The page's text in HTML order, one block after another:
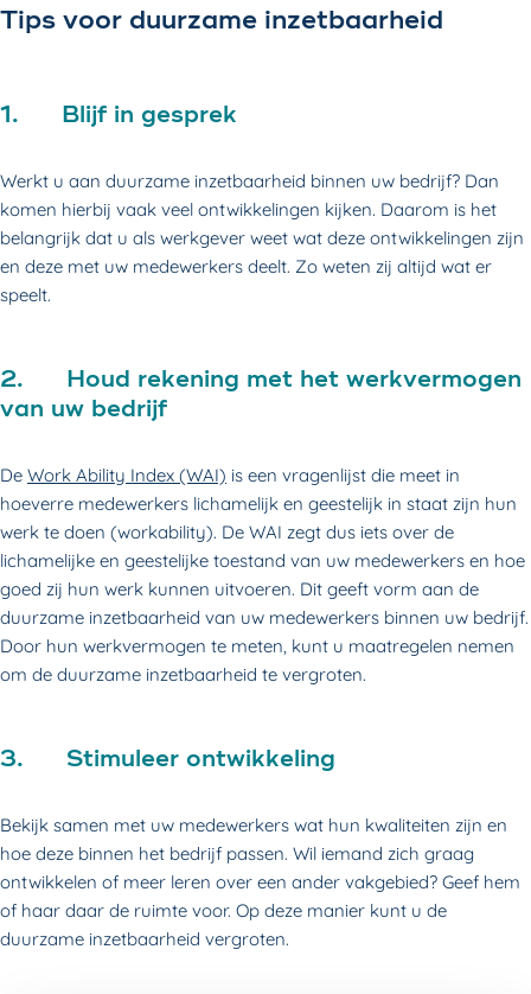
Tips voor duurzame inzetbaarheid
1. Blijf in gesprek
Werkt u aan duurzame inzetbaarheid binnen uw bedrijf? Dan
komen hierbij vaak veel ontwikkelingen kijken. Daarom is het
belangrijk dat u als werkgever weet wat deze ontwikkelingen zijn
en deze met uw medewerkers deelt. Zo weten zij altijd wat er
speelt.
2. Houd rekening met het werkvermogen
van uw bedrijf
De Work Ability Index (WAI) is een vragenlijst die meet in
hoeverre medewerkers lichamelijk en geestelijk in staat zijn hun
werk te doen (workability). De WAI zegt dus iets over de
lichamelijke en geestelijke toestand van uw medewerkers en hoe
goed zij hun werk kunnen uitvoeren. Dit geeft vorm aan de
duurzame inzetbaarheid van uw medewerkers binnen uw bedrijf.
Door hun werkvermogen te meten, kunt u maatregelen nemen
om de duurzame inzetbaarheid te vergroten.
3. Stimuleer ontwikkeling
Bekijk samen met uw medewerkers wat hun kwaliteiten zijn en
hoe deze binnen het bedrijf passen. Wil iemand zich graag
ontwikkelen of meer leren over een ander vakgebied? Geef hem
of haar daar de ruimte voor. Op deze manier kunt u de
duurzame inzetbaarheid vergroten.